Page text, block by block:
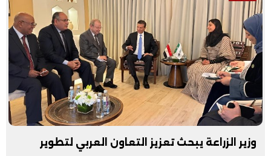
وزير الزراعة يبحث تعزيز التعاون العربي لتطوير